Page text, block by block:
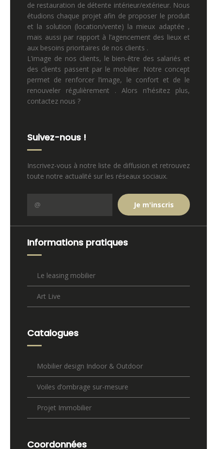
de restauration de détente intérieur/extérieur. Nous
étudions chaque projet afin de proposer le produit
et la solution (location/vente) la mieux adaptée ,
mais aussi par rapport à l’agencement des lieux et
aux besoins prioritaires de nos clients .
L’image de nos clients, le bien-être des salariés et
des clients passent par le mobilier. Notre concept
permet de renforcer l’image, le confort et de le
renouveler régulièrement . Alors n’hésitez plus,
contactez nous ?
Suivez-nous !
Inscrivez-vous à notre liste de diffusion et retrouvez
toute notre actualité sur les réseaux sociaux.
Informations pratiques
Le leasing mobilier
Art Live
Catalogues
Mobilier design Indoor & Outdoor
Voiles d’ombrage sur-mesure
Projet Immobilier
Coordonnées